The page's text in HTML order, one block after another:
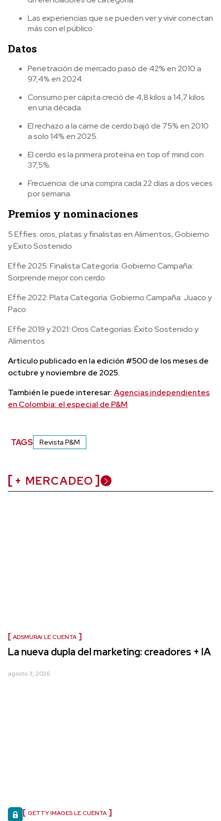
Las experiencias que se pueden ver y vivir conectan
más con el público.
Datos
Penetración de mercado pasó de 42% en 2010 a
97,4% en 2024.
Consumo per cápita creció de 4,8 kilos a 14,7 kilos
en una década.
El rechazo a la carne de cerdo bajó de 75% en 2010
a solo 14% en 2025.
El cerdo es la primera proteína en top of mind con
37,5%.
Frecuencia: de una compra cada 22 días a dos veces
por semana.
Premios y nominaciones
5 Effies: oros, platas y finalistas en Alimentos, Gobierno
y Éxito Sostenido
Effie 2025: Finalista Categoría: Gobierno Campaña:
Sorprende mejor con cerdo
Effie 2022: Plata Categoría: Gobierno Campaña: Juaco y
Paco
Effie 2019 y 2021: Oros Categorías: Éxito Sostenido y
Alimentos
Artículo publicado en la edición #500 de los meses de
octubre y noviembre de 2025.
También le puede interesar:Agencias independientes
en Colombia: el especial de P&M
TAGS Revista P&M
+ MERCADEO
ADSMURAI LE CUENTA
La nueva dupla del marketing: creadores + IA
agosto 3, 2026
GETTY IMAGES LE CUENTA